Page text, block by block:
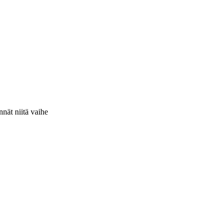
niitä vaihe